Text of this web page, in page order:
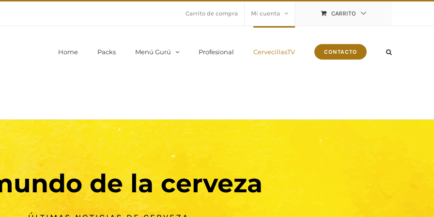
Carrito de compra Mi cuenta CARRITO
Home Packs Menú Gurú Profesional CervecillasTV CONTACTO
de la cerveza